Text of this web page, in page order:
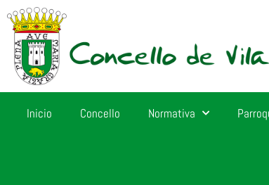
Inicio Concello Normativa